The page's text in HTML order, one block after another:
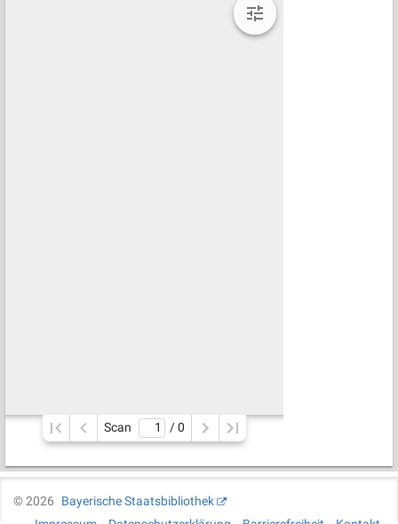
Scan / 0
©2026
Bayerische Staatsbibliothek